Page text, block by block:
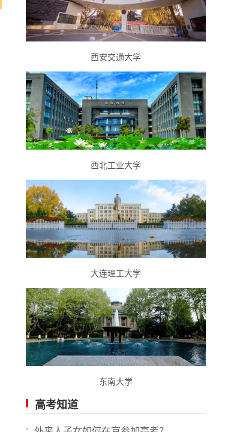
西安交通大学
西北工业大学
大连理工大学
东南大学
高考知道